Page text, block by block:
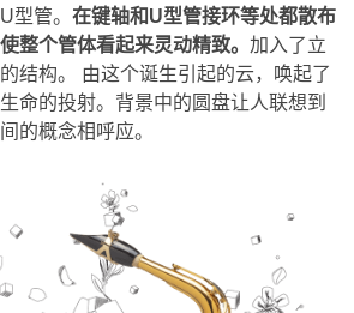
型管。 在键轴和U型管接环等处都散布
整个管体看起来灵动精致。 加入了立
结构。 由这个诞生引起的云，唤起了
命的投射。背景中的圆盘让人联想到
的概念相呼应。